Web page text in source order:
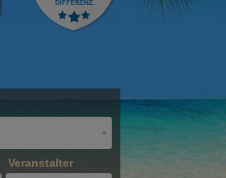
Veranstalter